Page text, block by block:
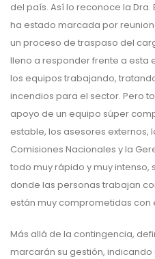
del país. Así lo reconoce la
ha estado marcada por
un proceso de traspaso del
lleno a responder frente a esta
los equipos trabajando,
incendios para el sector. Pero
apoyo de un equipo súper
estable, los asesores externos,
Comisiones Nacionales y la
todo muy rápido y muy intenso,
donde las personas trabajan
están muy comprometidas con
Más allá de la contingencia,
marcarán su gestión,